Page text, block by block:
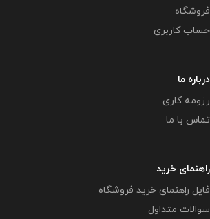
فروشگاه
حساب کاربری
درباره ما
رزومه کاری
تماس با ما
راهنمای خرید
فایل راهنمای خرید فروشگاه
سوالات متداول